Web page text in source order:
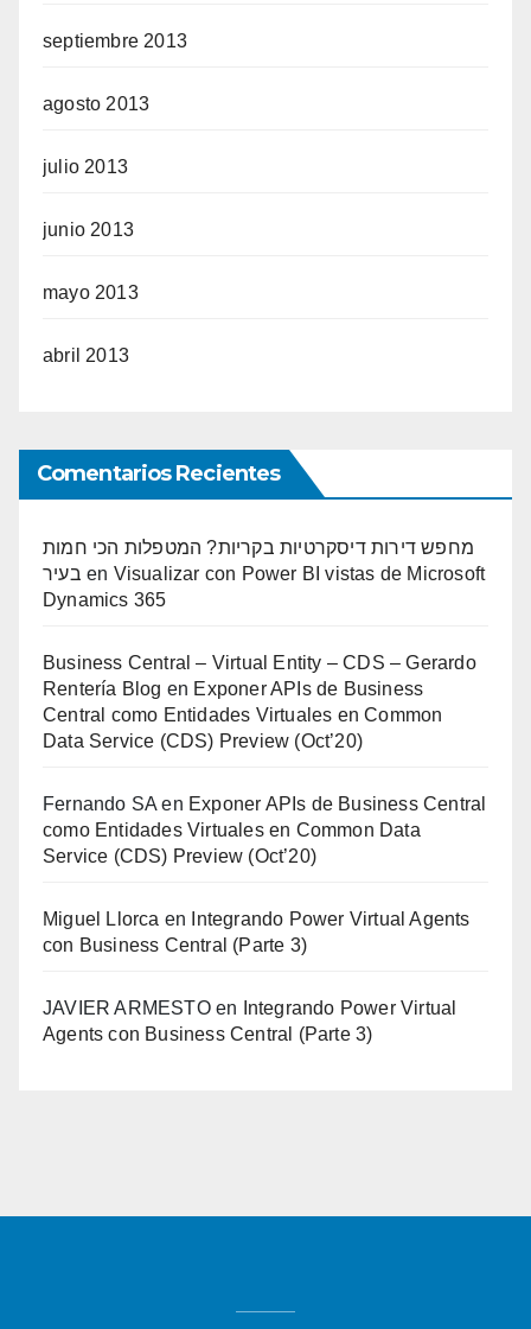
septiembre 2013
agosto 2013
julio 2013
junio 2013
mayo 2013
abril 2013
Comentarios Recientes
מחפש דירות דיסקרטיות בקריות? המטפלות הכי חמות
בעיר en Visualizar con Power BI vistas de Microsoft
Dynamics 365
Business Central – Virtual Entity – CDS – Gerardo
Rentería Blog en Exponer APIs de Business
Central como Entidades Virtuales en Common
Data Service (CDS) Preview (Oct’20)
Fernando SA en Exponer APIs de Business Central
como Entidades Virtuales en Common Data
Service (CDS) Preview (Oct’20)
Miguel Llorca en
Integrando Power Virtual Agents
con Business Central (Parte 3)
JAVIER ARMESTOen
Integrando Power Virtual
Agents con Business Central (Parte 3)